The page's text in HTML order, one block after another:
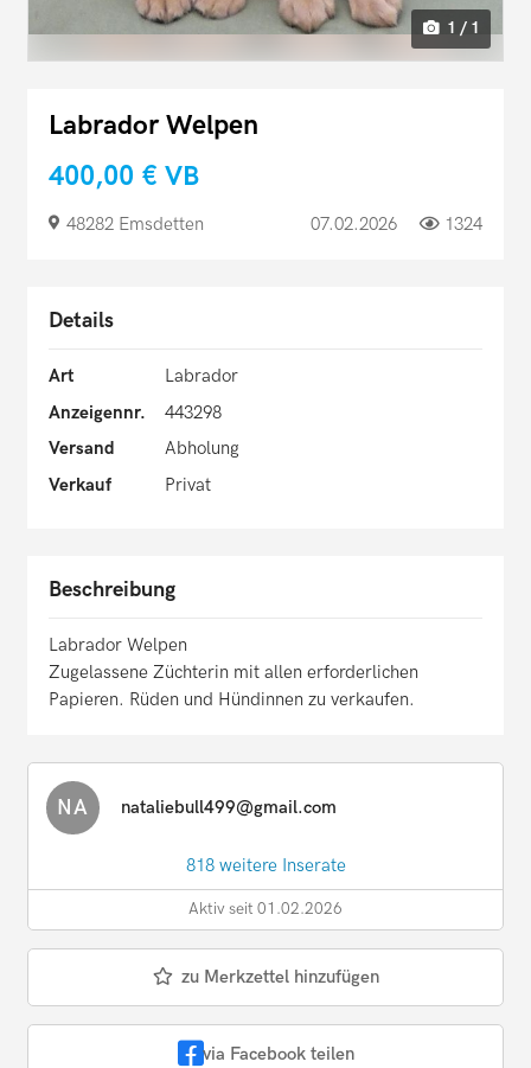
1 / 1
Labrador Welpen
400,00 € VB
48282 Emsdetten 07.02.2026 1324
Details
Art
Labrador
Anzeigennr.
443298
Versand
Abholung
Verkauf
Privat
Beschreibung
Labrador Welpen
Zugelassene Züchterin mit allen erforderlichen
Papieren. Rüden und Hündinnen zu verkaufen.
NA nataliebull499@gmail.com
818 weitere Inserate
Aktiv seit 01.02.2026
zu Merkzettel hinzufügen
via Facebook teilen